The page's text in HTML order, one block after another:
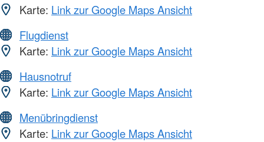
Karte: Link zur Google Maps Ansicht
Flugdienst
Karte: Link zur Google Maps Ansicht
Hausnotruf
Karte: Link zur Google Maps Ansicht
Menübringdienst
Karte: Link zur Google Maps Ansicht